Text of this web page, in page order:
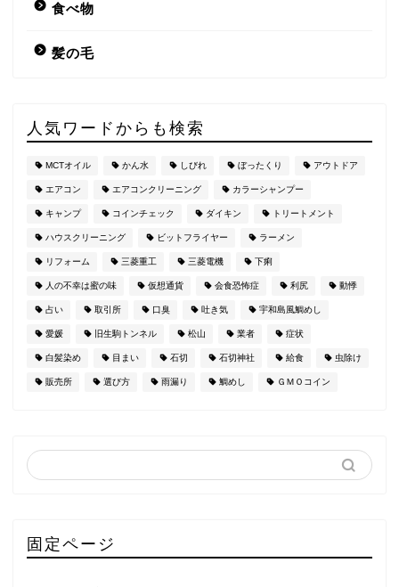
食べ物
髪の毛
人気ワードからも検索
MCTオイル かん水 しびれ ぼったくり アウトドア
エアコン エアコンクリーニング カラーシャンプー
キャンプ コインチェック ダイキン トリートメント
ハウスクリーニング ビットフライヤー ラーメン
リフォーム 三菱重工 三菱電機 下痢
人の不幸は蜜の味 仮想通貨 会食恐怖症 利尻 動悸
占い 取引所 口臭 吐き気 宇和島風鯛めし
愛媛 旧生駒トンネル 松山 業者 症状
白髪染め 目まい 石切 石切神社 給食 虫除け
販売所 選び方 雨漏り 鯛めし ＧＭＯコイン
固定ページ